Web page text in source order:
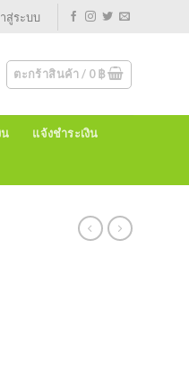
สู่ระบบ
ตะกร้าสินค้า / 0฿
น แจ้งชำระเงิน